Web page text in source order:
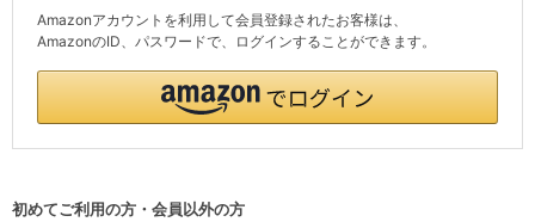
Amazonアカウントを利用して会員登録されたお客様は、
AmazonのID、パスワードで、ログインすることができます。
初めてご利用の方・会員以外の方